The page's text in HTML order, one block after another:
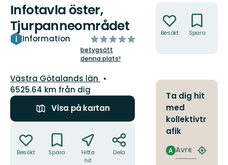
Infotavla öster,
Tjurpanneområdet
Information
av
5
stjärnor
betygsätt
denna plats!
Län:
Västra Götalands län
6525.64 km från dig
Visa på kartan
Besökt Spara
Hitta
hit
Dela
Besökt Spara
Ta dig hit
med
kollektivtr
afik
Avresa
A
Hitta